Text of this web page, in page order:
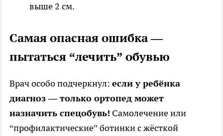
выше 2 см.
Самая опасная ошибка —
пытаться “лечить” обувью
Врач особо подчеркнул: если у ребёнка
диагноз — только ортопед может
назначить спецобувь! Самолечение или
“профилактические” ботинки с жёсткой